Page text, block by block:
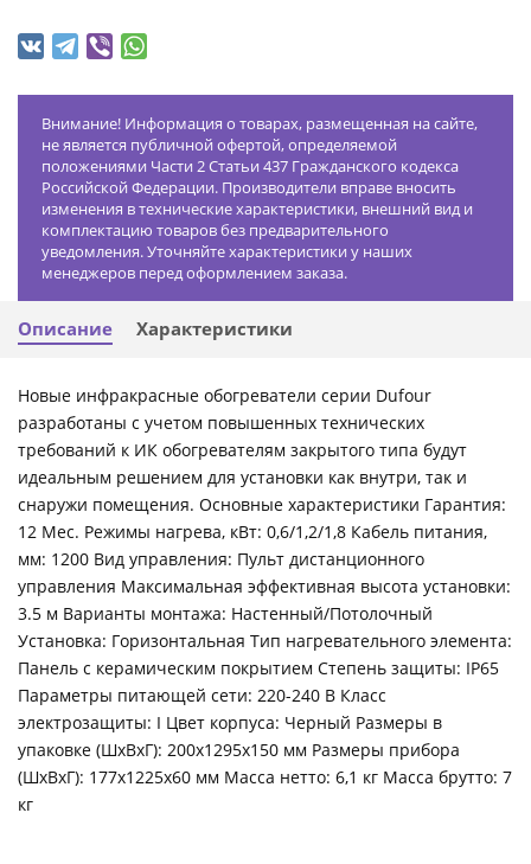
Внимание! Информация о товарах, размещенная на сайте,
не является публичной офертой, определяемой
положениями Части 2 Статьи 437 Гражданского кодекса
Российской Федерации. Производители вправе вносить
изменения в технические характеристики, внешний вид и
комплектацию товаров без предварительного
уведомления. Уточняйте характеристики у наших
менеджеров перед оформлением заказа.
Описание Характеристики
Новые инфракрасные обогреватели серии Dufour
разработаны с учетом повышенных технических
требований к ИК обогревателям закрытого типа будут
идеальным решением для установки как внутри, так и
снаружи помещения. Основные характеристики Гарантия:
12 Мес. Режимы нагрева, кВт: 0,6/1,2/1,8 Кабель питания,
мм: 1200 Вид управления: Пульт дистанционного
управления Максимальная эффективная высота установки:
3.5 м Варианты монтажа: Настенный/Потолочный
Установка: Горизонтальная Тип нагревательного элемента:
Панель с керамическим покрытием Степень защиты: IP65
Параметры питающей сети: 220-240 В Класс
электрозащиты: I Цвет корпуса: Черный Размеры в
упаковке (ШхВхГ): 200х1295х150 мм Размеры прибора
(ШхВхГ): 177х1225х60 мм Масса нетто: 6,1 кг Масса брутто: 7
кг